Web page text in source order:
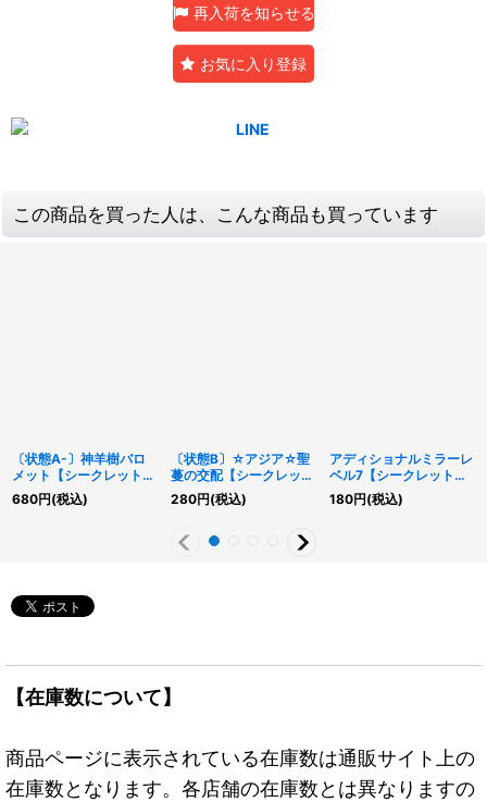
再入荷を知らせる
お気に入り登録
この商品を買った人は、こんな商品も買っています
〔状態A-〕神羊樹バロ
メット【シークレット
SPECIALREDVer.】
{24PP-JP028}《エク
680円(税込)
〔状態B〕☆アジア☆聖
蔓の交配【シークレッ
ト】{アジア21PP-
JP020}《魔法》
280円(税込)
アディショナルミラーレ
ベル7【シークレット
SPECIALREDVer.】
{23PP-JP016}《魔法》
180円(税込)
【在庫数について】
商品ページに表示されている在庫数は通販サイト上の
在庫数となります。各店舗の在庫数とは異なりますの